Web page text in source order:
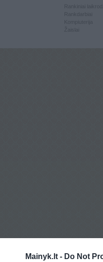
Mainyk.lt - Do Not
Kompiuterija
Žaislai